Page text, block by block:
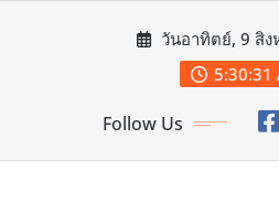
วันอาทิตย์, 9 สิ
5:30:32
Follow Us